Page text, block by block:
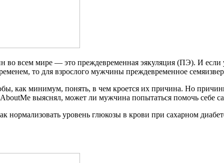
во всем мире — это преждевременная эякуляция (ПЭ). И
то для взрослого мужчины преждевременное
как минимум, понять, в чем кроется их причина. Но
выяснял, может ли мужчина попытаться помочь себе
нормализовать уровень глюкозы в крови при сахарном